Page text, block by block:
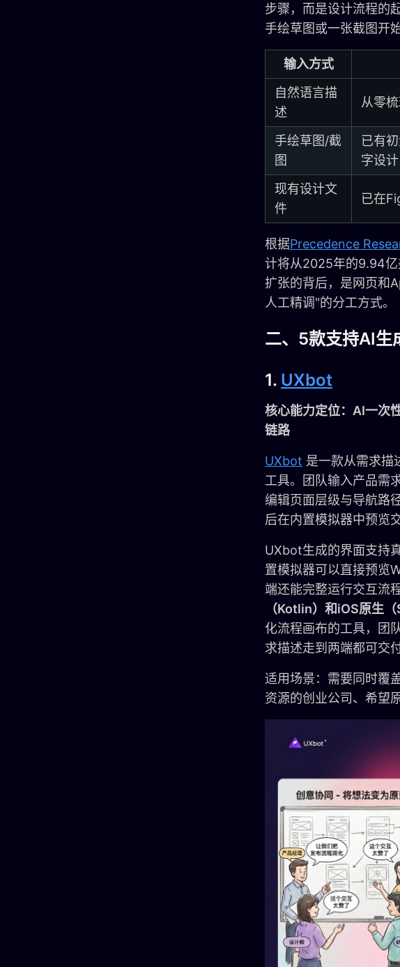
步骤，而是设计流程的
手绘草图或一张截图开始
输入方式
自然语言描
述
从零
手绘草图/截
图
已有
字设计
现有设计文
件
已在
根据Precedence
计将从2025年的9.94
扩张的背后，是网页和
人工精调"的分工方式。
二、5款支持AI生
1. UXbot
核心能力定位：AI一次
链路
UXbot 是一款从需求描
工具。团队输入产品需
编辑页面层级与导航路
后在内置模拟器中预览
UXbot生成的界面支持
置模拟器可以直接预览
端还能完整运行交互流
（Kotlin）和iOS原生
化流程画布的工具，团
求描述走到两端都可交
适用场景：需要同时覆
资源的创业公司、希望